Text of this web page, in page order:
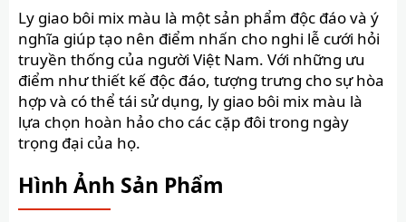
Ly giao bôi mix màu là một sản phẩm độc đáo và ý
nghĩa giúp tạo nên điểm nhấn cho nghi lễ cưới hỏi
truyền thống của người Việt Nam. Với những ưu
điểm như thiết kế độc đáo, tượng trưng cho sự hòa
hợp và có thể tái sử dụng, ly giao bôi mix màu là
lựa chọn hoàn hảo cho các cặp đôi trong ngày
trọng đại của họ.
Hình Ảnh Sản Phẩm